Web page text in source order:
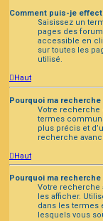
Comment puis-je
Saisissez un
pages des
accessible en
sur toutes les
utilisé.
Haut
Pourquoi ma
Votre recherche
termes
plus précis et
recherche
Haut
Pourquoi ma
Votre recherche
les afficher.
dans les termes
lesquels vous